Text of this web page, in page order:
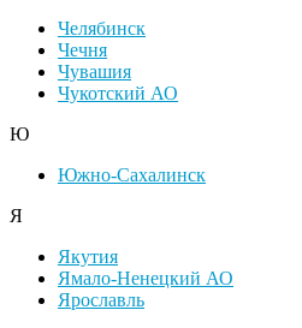
Челябинск
Чечня
Чувашия
Чукотский АО
Ю
Южно-Сахалинск
Я
Якутия
Ямало-Ненецкий АО
Ярославль